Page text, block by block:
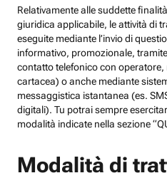
Relativamente alle suddette
giuridica applicabile, le attività di
eseguite mediante l’invio di
informativo, promozionale,
contatto telefonico con operatore,
cartacea) o anche mediante
messaggistica istantanea (es.
digitali). Tu potrai sempre
modalità indicate nella sezione
Modalità di